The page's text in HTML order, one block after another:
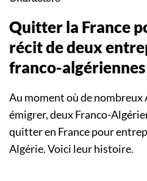
Quitter la France
récit de deux
franco-algériennes
Au moment où de nombreux
émigrer, deux Franco-
quitter en France pour
Algérie. Voici leur histoire.